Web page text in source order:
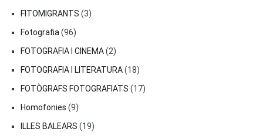
FITOMIGRANTS (3)
Fotografia (96)
FOTOGRAFIA I CINEMA(2)
FOTOGRAFIA I LITERATURA(18)
FOTÒGRAFS FOTOGRAFIATS (17)
Homofonies (9)
ILLES BALEARS (19)